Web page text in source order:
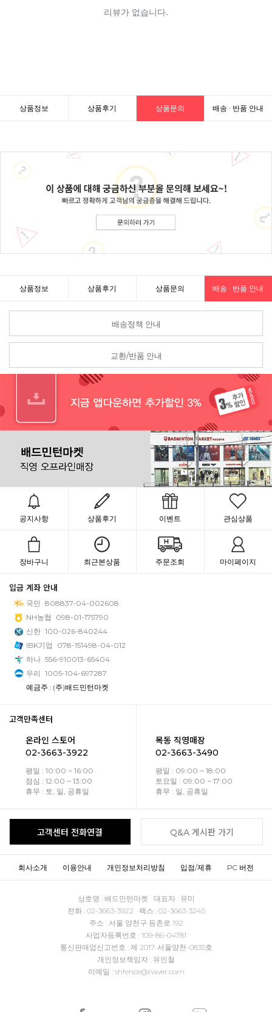
상품정보 상품후기 상품문의 배송 · 반품 안내
상품정보 상품후기 상품문의 배송 · 반품 안내
배송정책 안내
교환/반품 안내
공지사항 상품후기 이벤트 관심상품
장바구니 최근본상품 주문조회 마이페이지
입금 계좌 안내
국민 808837-04-002608
NH농협
098-01-175790
신한 100-026-840244
IBK기업
078-151498-04-012
하나 556-910013-65404
우리 1005-104-697287
예금주 : (주)배드민턴마켓
고객만족센터
온라인 스토어
02-3663-3922
평일 : 10:00 ~ 16:00
점심 : 12:00 ~ 13:00
휴무 : 토, 일, 공휴일
목동 직영매장
02-3663-3490
평일 : 09:00 ~ 18:00
토요일 : 09:00 ~ 17:00
휴무 : 일, 공휴일
고객센터 전화연결 Q&A 게시판 가기
회사소개 이용안내 개인정보처리방침 입점/제휴 PC 버전
상호명 : 배드민턴마켓 대표자 : 유미
전화 : 02-3663-3922 팩스 : 02-3663-3245
주소 : 서울 양천구 등촌로 192
사업자등록번호 : 109-86-04781
통신판매업신고번호 : 제 2017-서울양천-0835호
개인정보책임자 : 유인철
이메일 : shfence@naver.com